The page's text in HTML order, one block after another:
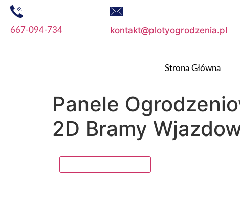
667-094-734 kontakt@plotyogrodzenia.pl
Strona Główna
Panele
2D Bramy